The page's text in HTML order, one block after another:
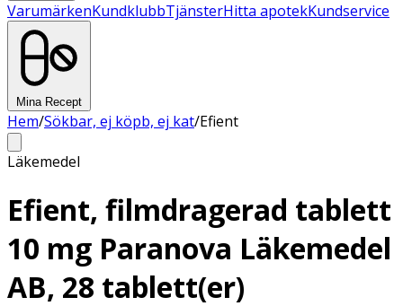
VarumärkenKundklubbTjänsterHitta apotekKundservice
Mina Recept
Hem/Sökbar, ej köpb, ej kat/Efient
Läkemedel
Efient, filmdragerad tablett
10 mg Paranova Läkemedel
AB, 28 tablett(er)